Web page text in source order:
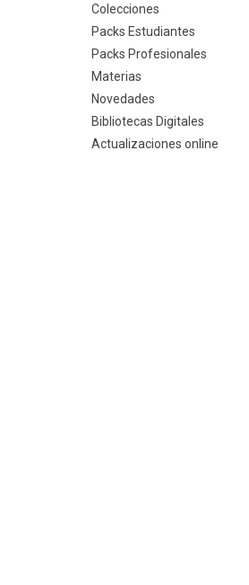
Colecciones
Packs Estudiantes
Packs Profesionales
Materias
Novedades
Bibliotecas Digitales
Actualizaciones online